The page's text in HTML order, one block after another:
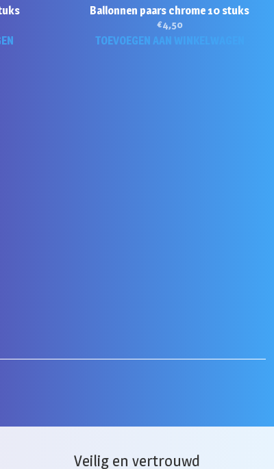
Ballonnen paars chrome 10 stuks
€4,50
TOEVOEGEN AAN WINKELWAGEN
Veilig en vertrouwd